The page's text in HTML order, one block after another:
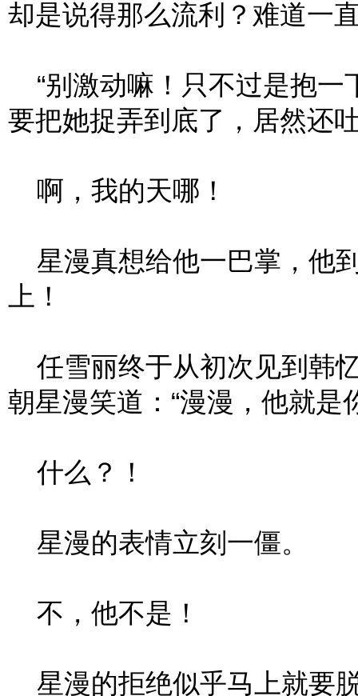
却是说得那么流利？难道一
“别激动嘛！只不过是抱
要把她捉弄到底了，居然还
啊，我的天哪！
星漫真想给他一巴掌，他
上！
任雪丽终于从初次见到韩
朝星漫笑道：“漫漫，他就是
什么？！
星漫的表情立刻一僵。
不，他不是！
星漫的拒绝似乎马上就要